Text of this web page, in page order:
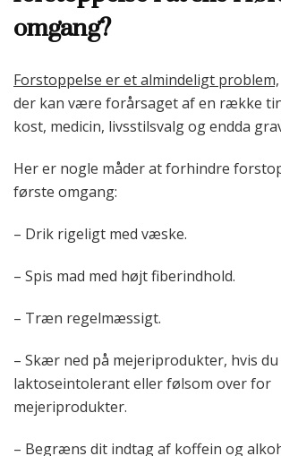
omgang?
Forstoppelse er et almindeligt problem,
der kan være forårsaget af en række
kost, medicin, livsstilsvalg og endda
Her er nogle måder at forhindre
første omgang:
– Drik rigeligt med væske.
– Spis mad med højt fiberindhold.
– Træn regelmæssigt.
– Skær ned på mejeriprodukter, hvis
laktoseintolerant eller følsom over for
mejeriprodukter.
– Begræns dit indtag af koffein og